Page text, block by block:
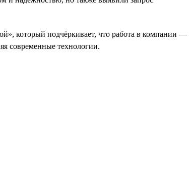
который подчёркивает, что работа в компании —
современные технологии.